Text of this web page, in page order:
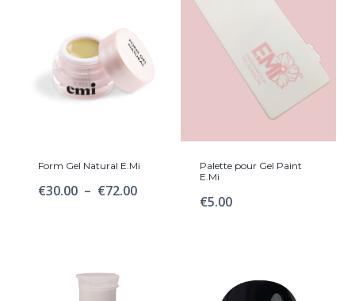
Form Gel Natural E.Mi
€30.00 – €72.00Plage
Palette pour Gel Paint
E.Mi
€5.00